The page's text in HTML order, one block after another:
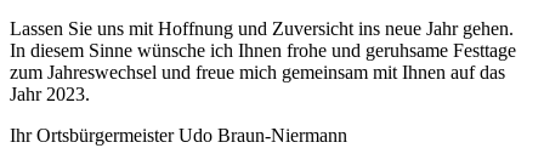
Lassen Sie uns mit Hoffnung und Zuversicht ins neue Jahr gehen.
In diesem Sinne wünsche ich Ihnen frohe und geruhsame Festtage
zum Jahreswechsel und freue mich gemeinsam mit Ihnen auf das
Jahr 2023.
Ihr Ortsbürgermeister Udo Braun-Niermann